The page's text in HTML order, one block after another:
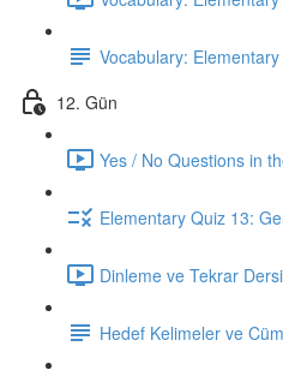
Vocabulary:
12. Gün
Yes / No Questions in
Elementary Quiz 13:
Dinleme ve Tekrar
Hedef Kelimeler ve